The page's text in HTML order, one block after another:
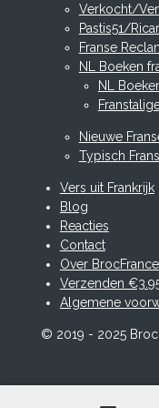
Verkocht/
Pastis51/
Franse
NL Boeken
NL
Nieuwe
Typisch
Vers uit Frankrijk
Blog
Reacties
Contact
Over BrocFrance
Verzenden
Algemene
© 2019 - 2025